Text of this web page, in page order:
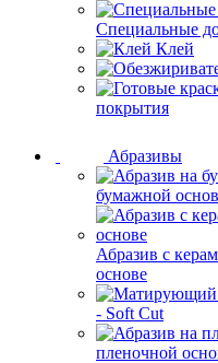
Специальные
Клей
покрытия
Абразивы
бумажной
Абразив с
основе
- Soft Cut
пленочной